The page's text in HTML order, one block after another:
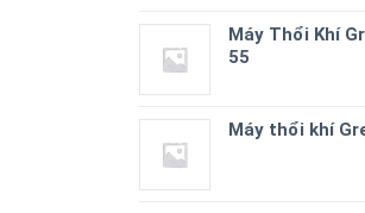
Máy Thổi Khí
55
Máy thổi khí